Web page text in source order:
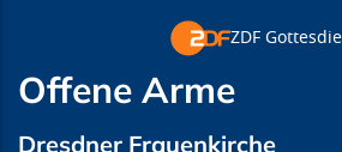
ZDF
Offene Arme
Dresdner Frauenkirche